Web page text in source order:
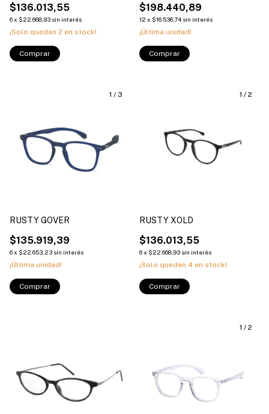
$136.013,55
6x $22.668,93 sin interés
¡Solo quedan 2 en stock!
Comprar
$198.440,89
12 x $16.536,74 sin interés
¡Última unidad!
Comprar
1 / 3
RUSTY GOVER
$135.919,39
6x $22.653,23 sin interés
¡Última unidad!
Comprar
1 / 2
RUSTY XOLD
$136.013,55
6x $22.668,93 sin interés
¡Solo quedan 4 en stock!
Comprar
1 / 2